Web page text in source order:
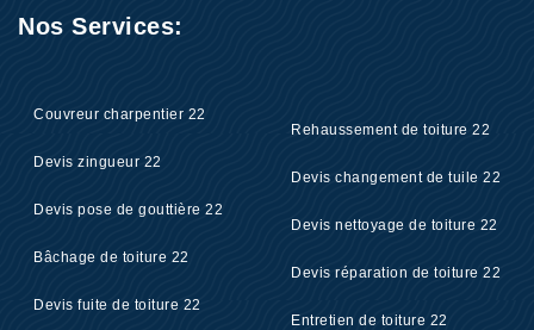
Nos Services:
Couvreur charpentier 22
Devis zingueur 22
Devis pose de gouttière 22
Bâchage de toiture 22
Devis fuite de toiture 22
Rehaussement de toiture 22
Devis changement de tuile 22
Devis nettoyage de toiture 22
Devis réparation de toiture 22
Entretien de toiture 22